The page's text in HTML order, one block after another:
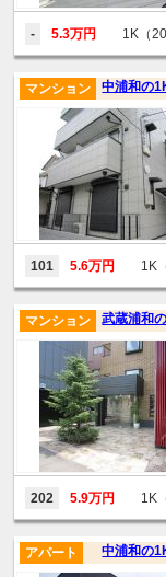
- 5.3万円 1K（
中浦和の
マンション
101 5.6万円 1K
武蔵浦和
マンション
202 5.9万円 1K
中浦和の
アパート